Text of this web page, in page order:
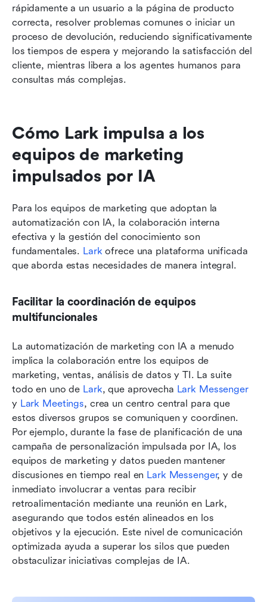
rápidamente a un usuario a la página de producto
correcta, resolver problemas comunes o iniciar un
proceso de devolución, reduciendo significativamente
los tiempos de espera y mejorando la satisfacción del
cliente, mientras libera a los agentes humanos para
consultas más complejas.
Cómo Lark impulsa a los
equipos de marketing
impulsados por IA
Para los equipos de marketing que adoptan la
automatización con IA, la colaboración interna
efectiva y la gestión del conocimiento son
fundamentales. Lark ofrece una plataforma unificada
que aborda estas necesidades de manera integral.
Facilitar la coordinación de equipos
multifuncionales
La automatización de marketing con IA a menudo
implica la colaboración entre los equipos de
marketing, ventas, análisis de datos y TI. La suite
todo en uno de Lark, que aprovecha Lark Messenger
y Lark Meetings, crea un centro central para que
estos diversos grupos se comuniquen y coordinen.
Por ejemplo, durante la fase de planificación de una
campaña de personalización impulsada por IA, los
equipos de marketing y datos pueden mantener
discusiones en tiempo real en Lark Messenger, y de
inmediato involucrar a ventas para recibir
retroalimentación mediante una reunión en Lark,
asegurando que todos estén alineados en los
objetivos y la ejecución. Este nivel de comunicación
optimizada ayuda a superar los silos que pueden
obstaculizar iniciativas complejas de IA.